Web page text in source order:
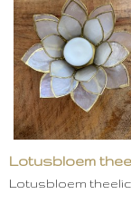
Lotusbloem
Lotusbloem